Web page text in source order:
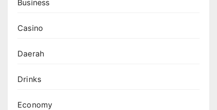
Business
Casino
Daerah
Drinks
Economy